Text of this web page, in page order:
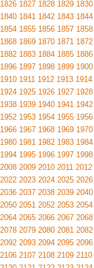
1826 1827 1828 1829 1830
1840 1841 1842 1843 1844
1854 1855 1856 1857 1858
1868 1869 1870 1871 1872
1882 1883 1884 1885 1886
1896 1897 1898 1899 1900
1910 1911 1912 1913 1914
1924 1925 1926 1927 1928
1938 1939 1940 1941 1942
1952 1953 1954 1955 1956
1966 1967 1968 1969 1970
1980 1981 1982 1983 1984
1994 1995 1996 1997 1998
2008 2009 2010 2011 2012
2022 2023 2024 2025 2026
2036 2037 2038 2039 2040
2050 2051 2052 2053 2054
2064 2065 2066 2067 2068
2078 2079 2080 2081 2082
2092 2093 2094 2095 2096
2106 2107 2108 2109 2110